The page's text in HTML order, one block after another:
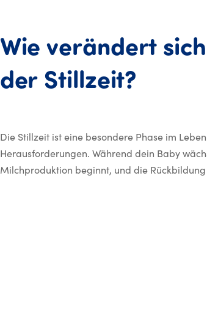
Wie verändert sich
der Stillzeit?
Die Stillzeit ist eine besondere Phase im
Herausforderungen. Während dein Baby
Milchproduktion beginnt, und die